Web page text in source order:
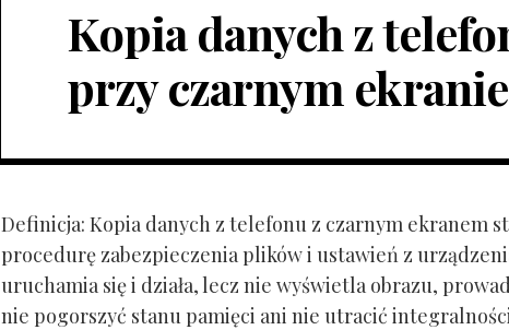
Kopia danych z
przy czarnym ekranie
Definicja: Kopia danych z telefonu z czarnym ekranem
procedurę zabezpieczenia plików i ustawień z
uruchamia się i działa, lecz nie wyświetla obrazu,
nie pogorszyć stanu pamięci ani nie utracić